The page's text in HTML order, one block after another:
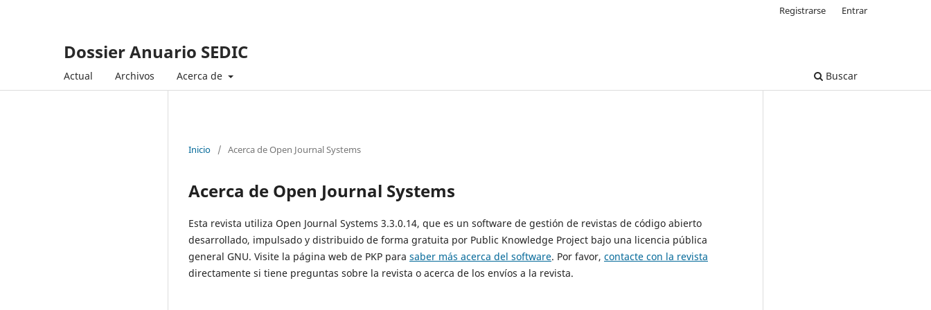
Dossier Anuario SEDIC
Actual Archivos Acerca de Buscar
Registrarse Entrar
Inicio / Acerca de Open Journal Systems
Acerca de Open Journal Systems
Esta revista utiliza Open Journal Systems 3.3.0.14, que es un software de gestión de revistas de código abierto
desarrollado, impulsado y distribuido de forma gratuita por Public Knowledge Project bajo una licencia pública
general GNU. Visite la página web de PKP para saber más acerca del software. Por favor, contacte con la revista
directamente si tiene preguntas sobre la revista o acerca de los envíos a la revista.